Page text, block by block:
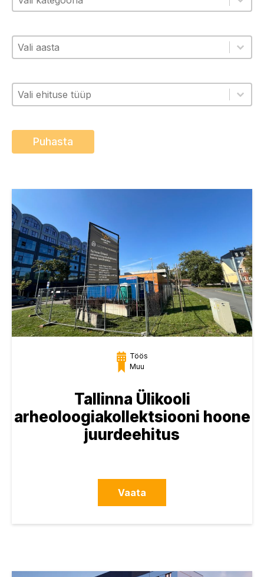
Aasta
Select content
Select content
Ehituse tüüp
Select content
Select content
Puhasta
Töös
Muu
Tallinna Ülikooli
arheoloogiakollektsiooni hoone
juurdeehitus
Vaata